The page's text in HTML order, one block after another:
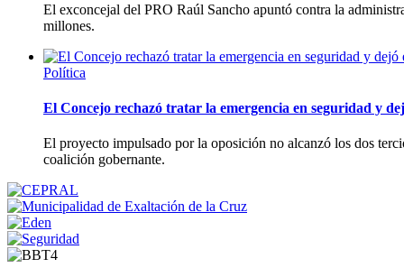
El exconcejal del PRO Raúl Sancho apuntó contra la
millones.
Política
El Concejo rechazó tratar la emergencia en seguridad y
El proyecto impulsado por la oposición no alcanzó los dos
coalición gobernante.